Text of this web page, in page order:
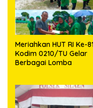
Meriahkan HUT RI Ke-
Kodim 0210/TU Gelar
Berbagai Lomba